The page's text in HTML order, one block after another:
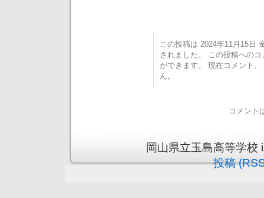
この投稿は 2024年11月15日
されました。 この投稿への
ができます。 現在コメント
ん。
コメント
岡山県立玉島高等学
投稿